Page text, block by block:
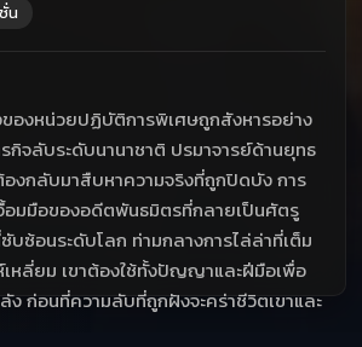
น
องหน่วยปฏิบัติการพิเศษถูกสังหารอย่าง
รกิจลับระดับนานาชาติ ปรมาจารย์ด้านยุทธ
งกลับมาสืบหาความจริงที่ถูกปิดบัง การ
อมมือของอดีตพันธมิตรที่กลายเป็นศัตรู
บซ้อนระดับโลก ท่ามกลางการไล่ล่าที่เต็ม
เหลี่ยม เขาต้องใช้ทั้งปัญญาและฝีมือเพื่อ
ง ก่อนที่ความลับที่ถูกฝังจะคร่าชีวิตเขาและ